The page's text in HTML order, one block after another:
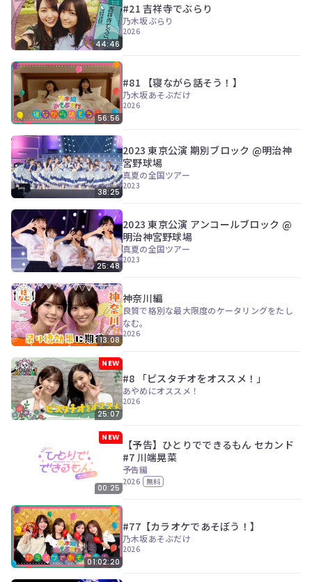
44:46
#21 吉祥寺でぶらり
乃木坂ぶらり
2026
56:56
#81 【寝ながら話そう！】
乃木坂あそぶだけ
2026
38:25
2023 東京公演 期別ブロック @明治神
宮野球場
真夏の全国ツアー
2023
25:48
2023 東京公演 アンコールブロック @
明治神宮野球場
真夏の全国ツアー
2023
13:08
神奈川編
良質で格別な最大限度のケータリングをたし
なむ。
2026
NEW
25:07
#8 「ピスタチオをオススメ！」
あやめにオススメ！
2026
NEW
00:25
【予告】ひとりでできるもん セカンド
#7 川端晃菜
予告編
2026 無料
01:02:20
#77【カラオケであそぼう！】
乃木坂あそぶだけ
2026